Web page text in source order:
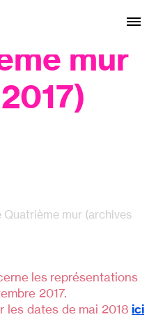
mur
Quatrième mur (archives
les représentations
2017.
les dates de mai 2018 ici